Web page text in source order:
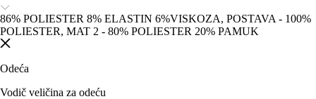
86% POLIESTER 8% ELASTIN 6%VISKOZA, POSTAVA - 100%
POLIESTER, MAT 2 - 80% POLIESTER 20% PAMUK
Odeća
Vodič veličina za odeću